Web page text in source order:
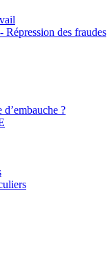
des fraudes
?